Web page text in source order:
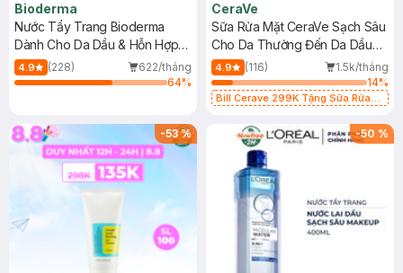
Bioderma
Nước Tẩy Trang Bioderma
Dành Cho Da Dầu & Hỗn Hợp
500ml
4.9 (228)
622/tháng
64%
CeraVe
Sữa Rửa Mặt CeraVe Sạch Sâu
Cho Da Thường Đến Da Dầu
473ml
4.9 (116)
1.5k/tháng
14%
Bill Cerave 299K Tặng Sữa Rửa
-53% -50 %